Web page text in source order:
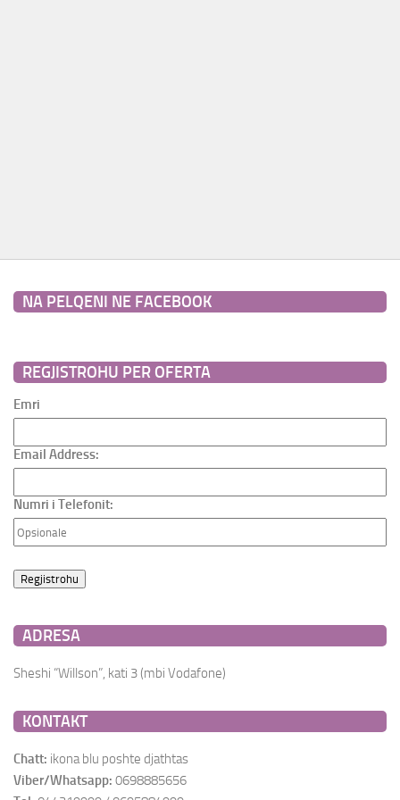
NA PELQENI NE FACEBOOK
REGJISTROHU PER OFERTA
Emri
Email Address:
Numri i Telefonit:
ADRESA
Sheshi “Willson”, kati 3 (mbi Vodafone)
KONTAKT
Chatt: ikona blu poshte djathtas
Viber/Whatsapp: 0698885656